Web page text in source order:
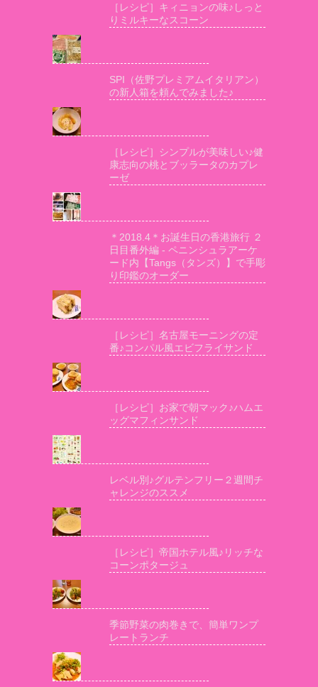
［レシピ］キィニョンの味♪しっと
りミルキーなスコーン
SPI（佐野プレミアムイタリアン）
の新人箱を頼んでみました♪
［レシピ］シンプルが美味しい♪健
康志向の桃とブッラータのカプレ
ーゼ
＊2018.4＊お誕生日の香港旅行 ２
日目番外編 - ペニンシュラアーケ
ード内【Tangs（タンズ）】で手彫
り印鑑のオーダー
［レシピ］名古屋モーニングの定
番♪コンパル風エビフライサンド
［レシピ］お家で朝マック♪ハムエ
ッグマフィンサンド
レベル別♪グルテンフリー２週間チ
ャレンジのススメ
［レシピ］帝国ホテル風♪リッチな
コーンポタージュ
季節野菜の肉巻きで、簡単ワンプ
レートランチ